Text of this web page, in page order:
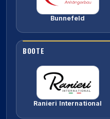
Bunnefeld
BOOTE
Ranieri International